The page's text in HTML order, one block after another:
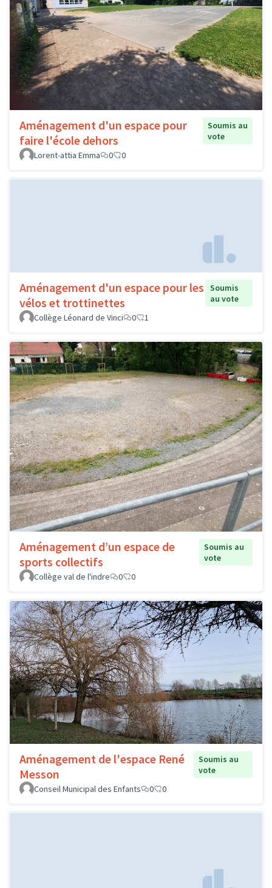
Aménagement d'un espace pour
faire l'école dehors
Soumis au
vote
Lorent-attia Emma
0 0
Aménagement d'un espace pour les
vélos et trottinettes
Soumis
au vote
Collège Léonard de Vinci
0 1
Aménagement d’un espace de
sports collectifs
Soumis au
vote
Collège val de l'indre
0 0
Aménagement de l'espace René
Messon
Soumis au
vote
Conseil Municipal des Enfants
0 0